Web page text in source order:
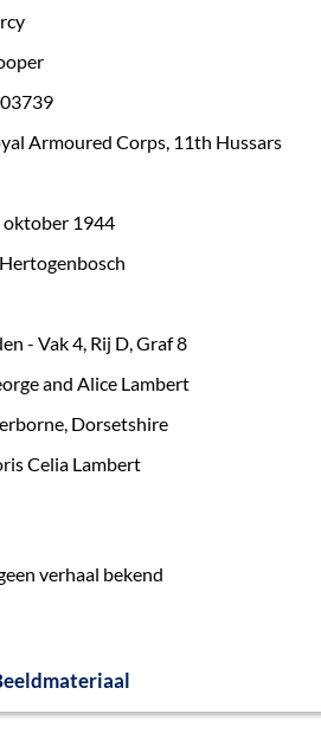
Armoured Corps, 11th Hussars
oktober 1944
- Vak 4, Rij D, Graf 8
and Alice Lambert
Dorsetshire
Celia Lambert
verhaal bekend